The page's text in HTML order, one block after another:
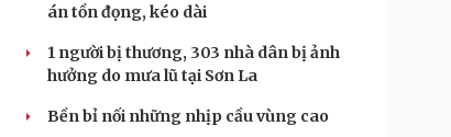
án tồn đọng, kéo dài
1 người bị thương, 303 nhà dân bị ảnh
hưởng do mưa lũ tại Sơn La
Bền bỉ nối những nhịp cầu vùng cao